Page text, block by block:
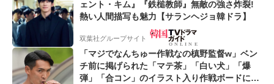
ェント・キム』『鉄槌教師』無敵の強さ炸裂!
熱い人間描写も魅力【サランヘジョ韓ドラ】
双葉社グループサイト
「マジでなんちゅー作戦なの槙野監督w」ベン
チ前に掲げられた「マテ茶」「白い犬」「爆
弾」「合コン」のイラスト入り作戦ボードにフ